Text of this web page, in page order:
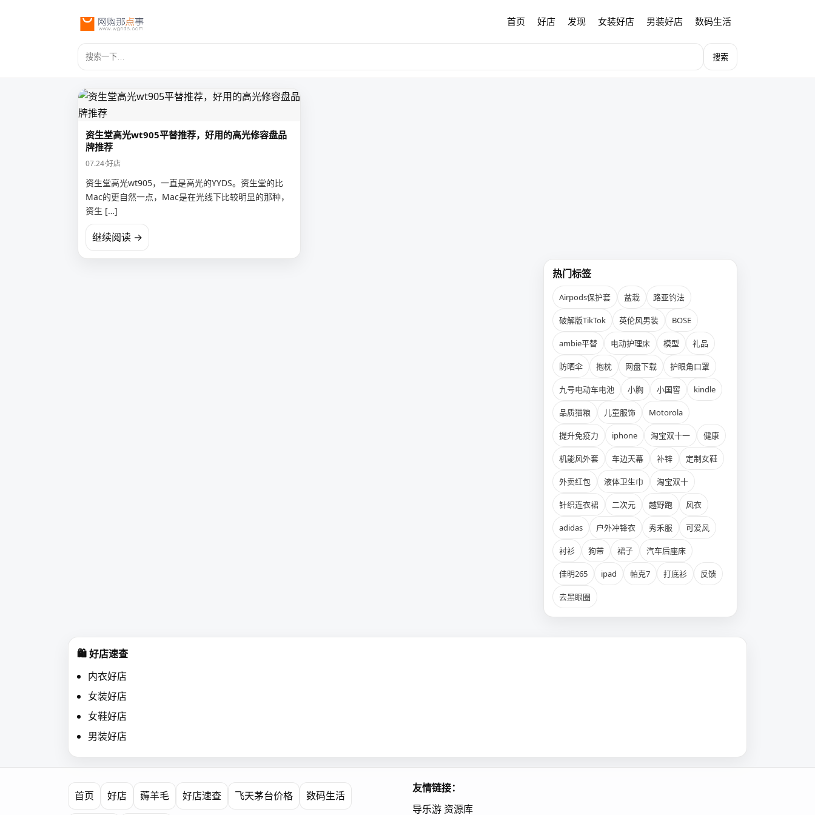
首页 好店 发现 女装好店 男装好店 数码生活
搜索
资生堂高光wt905平替推荐，好用的高光修容盘品
牌推荐
07.24·好店
资生堂高光wt905，一直是高光的YYDS。资生堂的比
Mac的更自然一点，Mac是在光线下比较明显的那种，
资生 […]
继续阅读 →
热门标签
Airpods保护套 盆栽 路亚钓法
破解版TikTok 英伦风男装 BOSE
ambie平替 电动护理床 模型 礼品
防晒伞 抱枕 网盘下载 护眼角口罩
九号电动车电池 小胸 小国窖 kindle
品质猫粮 儿童服饰 Motorola
提升免疫力 iphone 淘宝双十一 健康
机能风外套 车边天幕 补锌 定制女鞋
外卖红包 液体卫生巾 淘宝双十
针织连衣裙 二次元 越野跑 风衣
adidas 户外冲锋衣 秀禾服 可爱风
衬衫 狗带 裙子 汽车后座床
佳明265 ipad 帕克7 打底衫 反馈
去黑眼圈
🛍️ 好店速查
内衣好店
女装好店
女鞋好店
男装好店
首页 好店 薅羊毛 好店速查 飞天茅台价格 数码生活
友情链接：
导乐游 资源库